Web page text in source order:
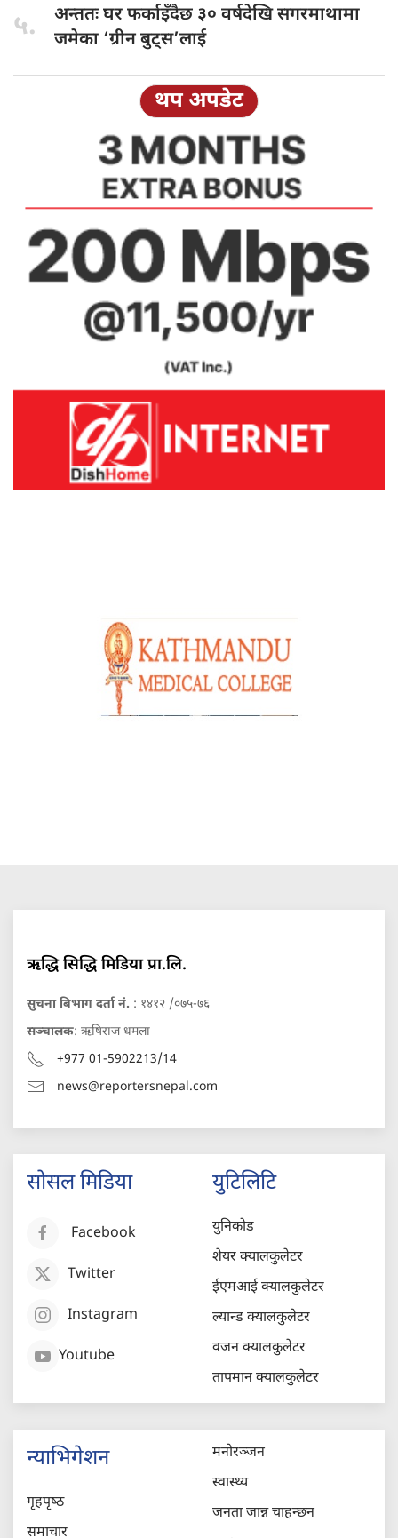
५. अन्ततः घरफर्काइँदैछ ३० वर्षदेखि सगरमाथामा
जमेका ‘ग्रीन बुट्स’लाई
थप अपडेट
ऋद्धि सिद्धि मिडिया प्रा.लि.
सुचना बिभाग दर्ता नं. : १४१२ /०७५-७६
सञ्चालक: ऋषिराज धमला
+977 01-5902213/14
news@reportersnepal.com
सोसल मिडिया
Facebook
Twitter
Instagram
Youtube
युटिलिटि
युनिकोड
शेयर क्यालकुलेटर
ईएमआई क्यालकुलेटर
ल्यान्ड क्यालकुलेटर
वजन क्यालकुलेटर
तापमान क्यालकुलेटर
न्याभिगेशन
गृहपृष्‍ठ
समाचार
मनोरञ्जन
स्वास्थ्य
जनता जान्न चाहन्छन